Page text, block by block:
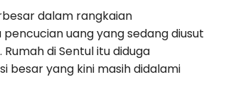
dalam rangkaian
uang yang sedang diusut
di Sentul itu diduga
besar yang kini masih didalami